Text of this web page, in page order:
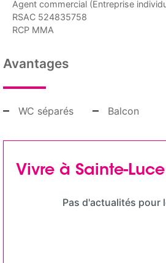
Agent commercial (Entreprise
RSAC 524835758
RCP MMA
Avantages
WC séparés Balcon
Vivre à Sainte-Luce
Pas d'actualités pour